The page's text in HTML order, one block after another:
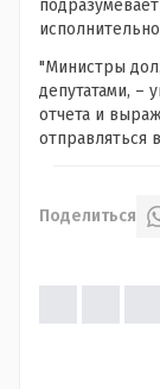
"Министры
депутатами, –
отчета и
отправляться
Поделиться